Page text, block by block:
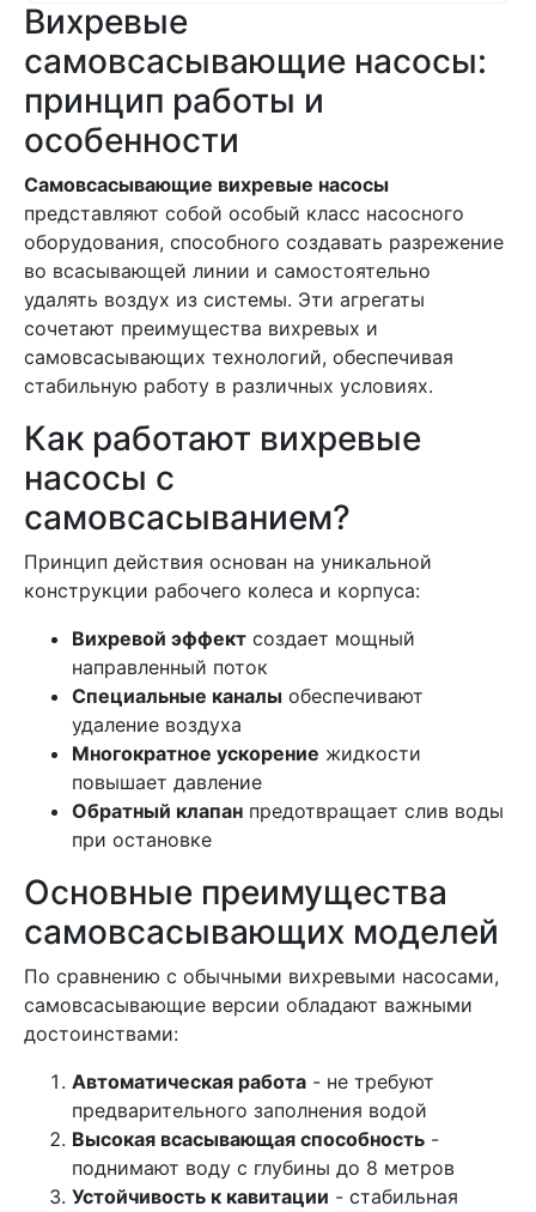
Вихревые
самовсасывающие насосы:
принцип работы и
особенности
Самовсасывающие вихревые насосы
представляют собой особый класс насосного
оборудования, способного создавать разрежение
во всасывающей линии и самостоятельно
удалять воздух из системы. Эти агрегаты
сочетают преимущества вихревых и
самовсасывающих технологий, обеспечивая
стабильную работу в различных условиях.
Как работают вихревые
насосы с
самовсасыванием?
Принцип действия основан на уникальной
конструкции рабочего колеса и корпуса:
Вихревой эффект создает мощный
направленный поток
Специальные каналы обеспечивают
удаление воздуха
Многократное ускорение жидкости
повышает давление
Обратный клапан предотвращает слив воды
при остановке
Основные преимущества
самовсасывающих моделей
По сравнению с обычными вихревыми насосами,
самовсасывающие версии обладают важными
достоинствами:
Автоматическая работа - не требуют
предварительного заполнения водой
Высокая всасывающая способность -
поднимают воду с глубины до 8 метров
Устойчивость к кавитации - стабильная